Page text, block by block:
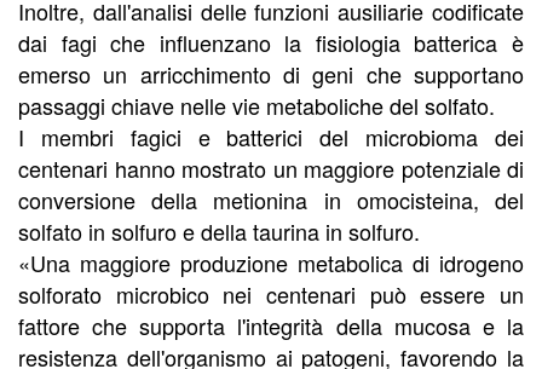
Inoltre, dall'analisi delle funzioni ausiliarie codificate
dai fagi che influenzano la fisiologia batterica è
emerso un arricchimento di geni che supportano
passaggi chiave nelle vie metaboliche del solfato.
I membri fagici e batterici del microbioma dei
centenari hanno mostrato un maggiore potenziale di
conversione della metionina in omocisteina, del
solfato in solfuro e della taurina in solfuro.
«Una maggiore produzione metabolica di idrogeno
solforato microbico nei centenari può essere un
fattore che supporta l'integrità della mucosa e la
resistenza dell'organismo ai patogeni, favorendo la